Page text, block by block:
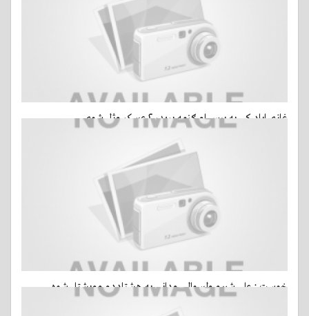
غازي اباد کې په بيس او ګزمه بريد، ۲ عسکر وژل شوي
خوست : علي شيرو ولسوالۍ ودانۍ په هشتاددو وويشتل شوه